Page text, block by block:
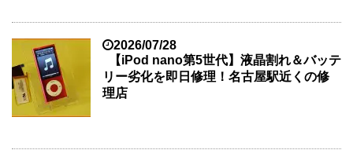
2026/07/28
【iPod nano第5世代】液晶割れ＆バッテ
リー劣化を即日修理！名古屋駅近くの修
理店